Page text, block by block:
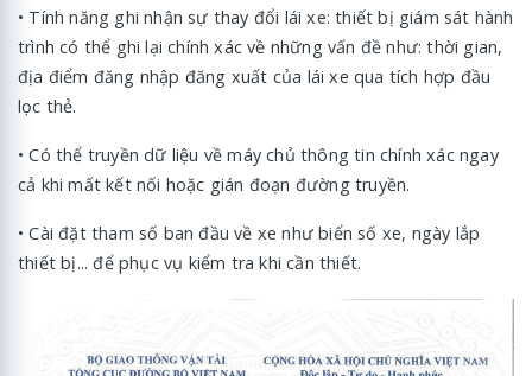
• Tính năng ghi nhận sự thay đổi lái xe: thiết bị giám sát hành
trình có thể ghi lại chính xác về những vấn đề như: thời gian,
địa điểm đăng nhập đăng xuất của lái xe qua tích hợp đầu
lọc thẻ.
• Có thể truyền dữ liệu về máy chủ thông tin chính xác ngay
cả khi mất kết nối hoặc gián đoạn đường truyền.
• Cài đặt tham số ban đầu về xe như biển số xe, ngày lắp
thiết bị... để phục vụ kiểm tra khi cần thiết.